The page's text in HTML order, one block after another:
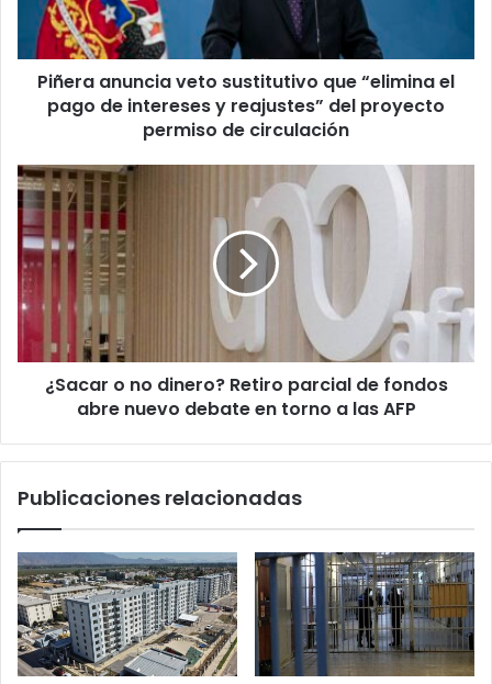
pago
de
intereses
proyecto
permiso
circulación
Piñera anuncia veto sustitutivo que “elimina el
pago de intereses y reajustes” del proyecto
permiso de circulación
¿Sacar
o
no
dinero?
Retiro
parcial
de
fondos
abre
nuevo
las
¿Sacar o no dinero? Retiro parcial de fondos
abre nuevo debate en torno a las AFP
Publicaciones relacionadas